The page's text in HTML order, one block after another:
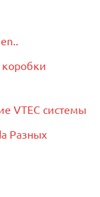
VTEC системы
Разных